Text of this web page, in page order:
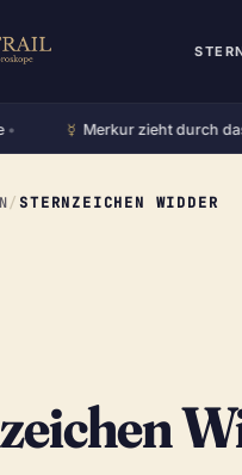
Merkur zieht durch das
/STERNZEICHEN WIDDER